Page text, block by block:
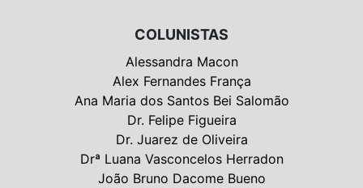
COLUNISTAS
Alessandra Macon
Alex Fernandes França
Ana Maria dos Santos Bei Salomão
Dr. Felipe Figueira
Dr. Juarez de Oliveira
Drª Luana Vasconcelos Herradon
João Bruno Dacome Bueno